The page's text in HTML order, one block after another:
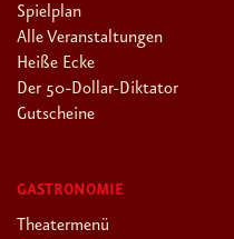
Spielplan
Alle Veranstaltungen
Heiße Ecke
Der 50-Dollar-Diktator
Gutscheine
GASTRONOMIE
Theatermenü